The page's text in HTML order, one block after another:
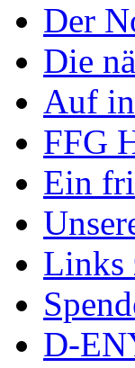
Der
Die
Auf
FFG
Ein
Links
D-